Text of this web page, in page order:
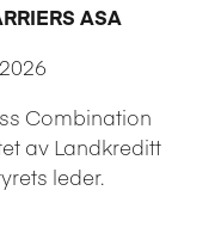
ASA
Combination
av Landkreditt
leder.